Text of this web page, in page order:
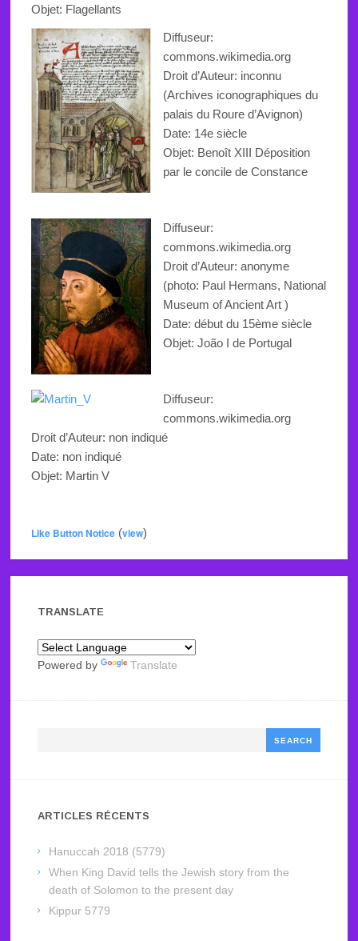
Objet: Flagellants
Diffuseur:
commons.wikimedia.org
Droit d’Auteur: inconnu
(Archives iconographiques du
palais du Roure d’Avignon)
Date: 14e siècle
Objet: Benoît XIII Déposition
par le concile de Constance
Diffuseur:
commons.wikimedia.org
Droit d’Auteur: anonyme
(photo: Paul Hermans, National
Museum of Ancient Art)
Date: début du 15ème siècle
Objet: João I de Portugal
Diffuseur:
commons.wikimedia.org
Droit d’Auteur: non indiqué
Date: non indiqué
Objet: Martin V
Like Button Notice(view)
TRANSLATE
Powered by Translate
ARTICLES RÉCENTS
Hanuccah 2018 (5779)
When King David tells the Jewish story from the
death of Solomon to the present day
Kippur 5779